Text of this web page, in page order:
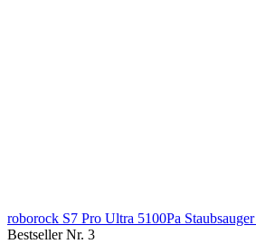
roborock S7 Pro Ultra 5100Pa
Bestseller Nr. 3